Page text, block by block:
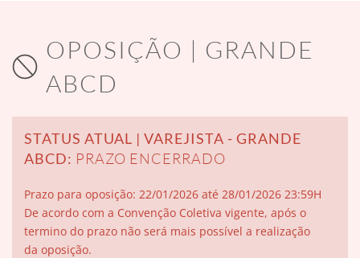
OPOSIÇÃO | GRANDE
ABCD
STATUS ATUAL | VAREJISTA - GRANDE
ABCD: PRAZO ENCERRADO
Prazo para oposição: 22/01/2026 até 28/01/2026 23:59H
De acordo com a Convenção Coletiva vigente, após o
termino do prazo não será mais possível a realização
da oposição.